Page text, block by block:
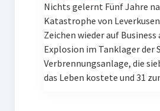
Nichts gelernt Fünf Jahre
Katastrophe von
Zeichen wieder auf Business
Explosion im Tanklager der
Verbrennungsanlage, die
das Leben kostete und 31